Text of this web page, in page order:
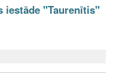
iestāde "Taurenītis"